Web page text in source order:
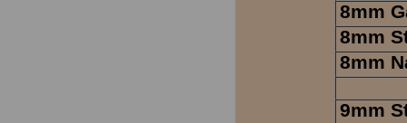
8mm
8mm
8mm
9mm